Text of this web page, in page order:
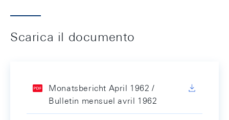
Scarica il documento
Monatsbericht April 1962 /
Bulletin mensuel avril 1962